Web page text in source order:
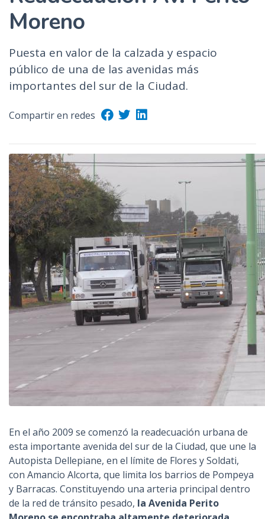
Moreno
Puesta en valor de la calzada y espacio
público de una de las avenidas más
importantes del sur de la Ciudad.
Compartir en redes
En el año 2009 se comenzó la readecuación urbana de
esta importante avenida del sur de la Ciudad, que une la
Autopista Dellepiane, en el límite de Flores y Soldati,
con Amancio Alcorta, que limita los barrios de Pompeya
y Barracas. Constituyendo una arteria principal dentro
de la red de tránsito pesado, la Avenida Perito